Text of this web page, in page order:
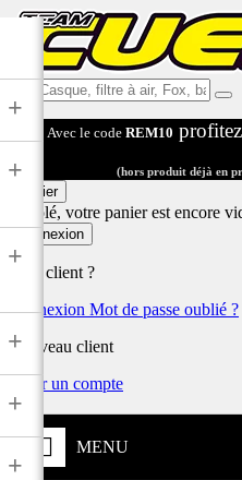
Ex:
air,
...
Avec le code REM10
(hors produit déjà en
Panier
Désolé, votre panier est encore
Connexion
Déjà client ?
Connexion Mot de passe oublié ?
Nouveau client
Créer un compte
MENU
+
+
+
+
+
+